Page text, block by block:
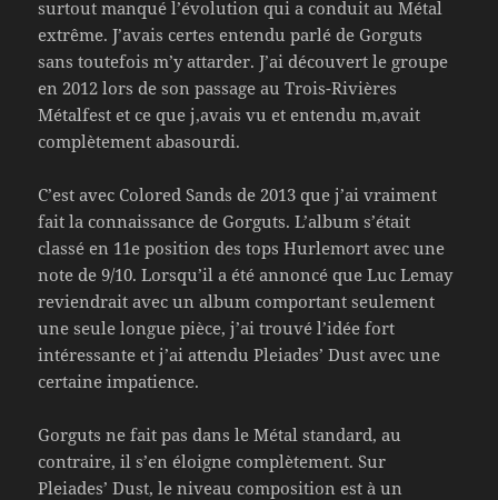
surtout manqué l’évolution qui a conduit au Métal
extrême. J’avais certes entendu parlé de Gorguts
sans toutefois m’y attarder. J’ai découvert le groupe
en 2012 lors de son passage au Trois-Rivières
Métalfest et ce que j,avais vu et entendu m,avait
complètement abasourdi.
C’est avec Colored Sands de 2013 que j’ai vraiment
fait la connaissance de Gorguts. L’album s’était
classé en 11e position des tops Hurlemort avec une
note de 9/10. Lorsqu’il a été annoncé que Luc Lemay
reviendrait avec un album comportant seulement
une seule longue pièce, j’ai trouvé l’idée fort
intéressante et j’ai attendu Pleiades’ Dust avec une
certaine impatience.
Gorguts ne fait pas dans le Métal standard, au
contraire, il s’en éloigne complètement. Sur
Pleiades’ Dust, le niveau composition est à un